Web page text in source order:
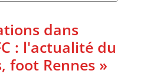
dans
: l'actualité du
foot Rennes »